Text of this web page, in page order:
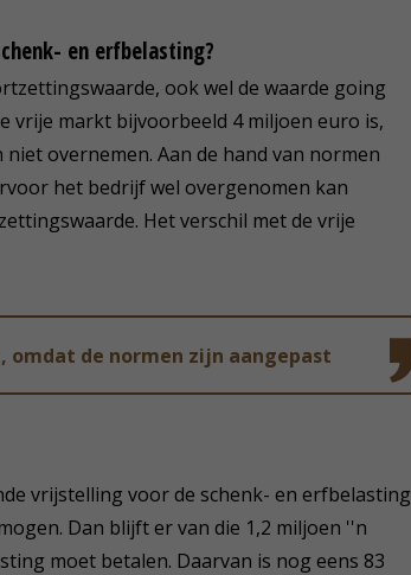
en erfbelasting?
ook wel de waarde going
vrije markt bijvoorbeeld 4 miljoen euro is,
overnemen. Aan de hand van normen
het bedrijf wel overgenomen kan
Het verschil met de vrije
omdat de normen zijn aangepast
vrijstelling voor de schenk- en erfbelasting
Dan blijft er van die 1,2 miljoen ''n
moet betalen. Daarvan is nog eens 83